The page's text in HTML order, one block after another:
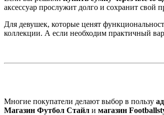
аксессуар прослужит долго и сохранит свой
Для девушек, которые ценят
коллекции. А если необходим практичный
Многие покупатели делают выбор в пользу
Магазин Футбол Стайл и магазин